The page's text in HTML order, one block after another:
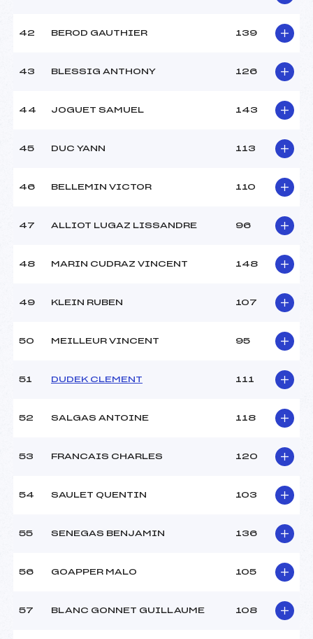
42 BEROD GAUTHIER 139
43 BLESSIG ANTHONY 126
44 JOGUET SAMUEL 143
45 DUC YANN 113
46 BELLEMIN VICTOR 110
47 ALLIOT LUGAZ LISSANDRE 96
48 MARIN CUDRAZ VINCENT 148
49 KLEIN RUBEN 107
50 MEILLEUR VINCENT 95
51 DUDEK CLEMENT 111
52 SALGAS ANTOINE 118
53 FRANCAIS CHARLES 120
54 SAULET QUENTIN 103
55 SENEGAS BENJAMIN 136
56 GOAPPER MALO 105
57 BLANC GONNET GUILLAUME 108